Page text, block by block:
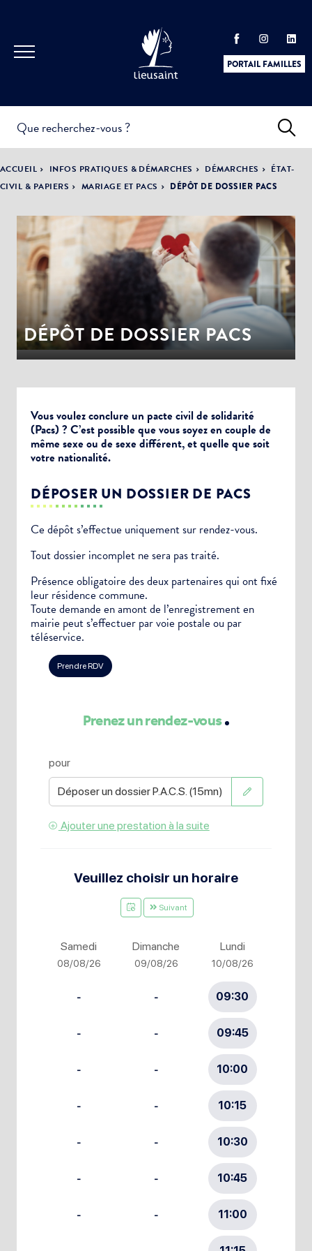
PORTAIL FAMILLES
PRATIQUES &
DÉMARCHES
ACTUALITÉS &
ÉVÈNEMENTS
LA VILLE
DÉMOCRATIE
PARTICIPATIVE
ACCUEIL INFOS PRATIQUES & DÉMARCHES DÉMARCHES
ÉTAT-
CIVIL & PAPIERS
MARIAGE ET PACS DÉPÔT DE DOSSIER PACS
DÉPÔT DE DOSSIER PACS
Vous voulez conclure un pacte civil de solidarité
(Pacs) ? C’est possible que vous soyez en couple de
même sexe ou de sexe différent, et quelle que soit
votre nationalité.
DÉPOSER UN DOSSIER DE PACS
Ce dépôt s’effectue uniquement sur rendez-vous.
Tout dossier incomplet ne sera pas traité.
Présence obligatoire des deux partenaires qui ont fixé
leur résidence commune.
Toute demande en amont de l’enregistrement en
mairie peut s’effectuer par voie postale ou par
téléservice.